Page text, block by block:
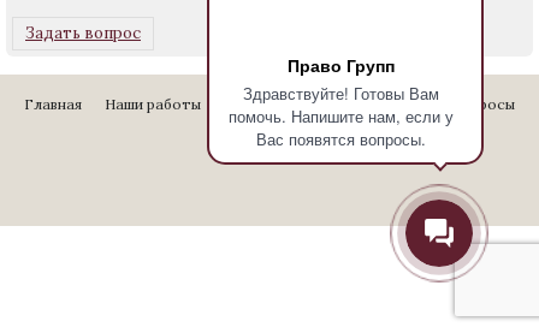
Право Групп
Здравствуйте! Готовы Вам
помочь. Напишите нам, если у
Вас появятся вопросы.
Задать вопрос
Главная Наши работы Стоимость услуг Отзывы
Вопросы
Контакты